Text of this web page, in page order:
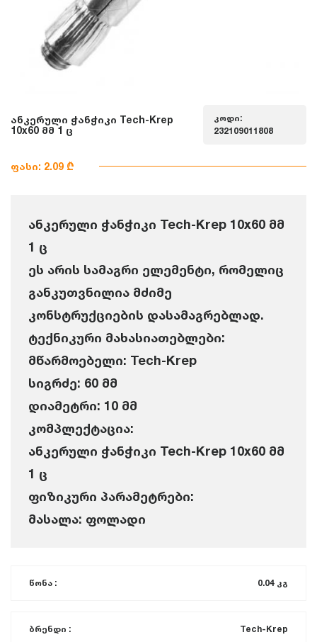
ანკერული ჭანჭიკი Tech-Krep
10x60 მმ 1 ც
კოდი:
232109011808
ფასი: 2.09 ₾
ანკერული ჭანჭიკი Tech-Krep 10x60 მმ
1 ც
ეს არის სამაგრი ელემენტი, რომელიც
განკუთვნილია მძიმე
კონსტრუქციების დასამაგრებლად.
ტექნიკური მახასიათებლები:
მწარმოებელი: Tech-Krep
სიგრძე: 60 მმ
დიამეტრი: 10 მმ
კომპლექტაცია:
ანკერული ჭანჭიკი Tech-Krep 10x60 მმ
1 ც
ფიზიკური პარამეტრები:
მასალა: ფოლადი
წონა : 0.04 კგ
ბრენდი : Tech-Krep